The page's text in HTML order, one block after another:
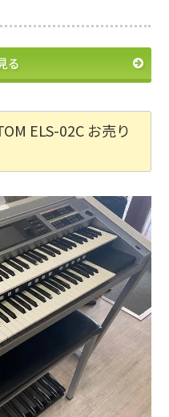
る
ELS-02C お売り